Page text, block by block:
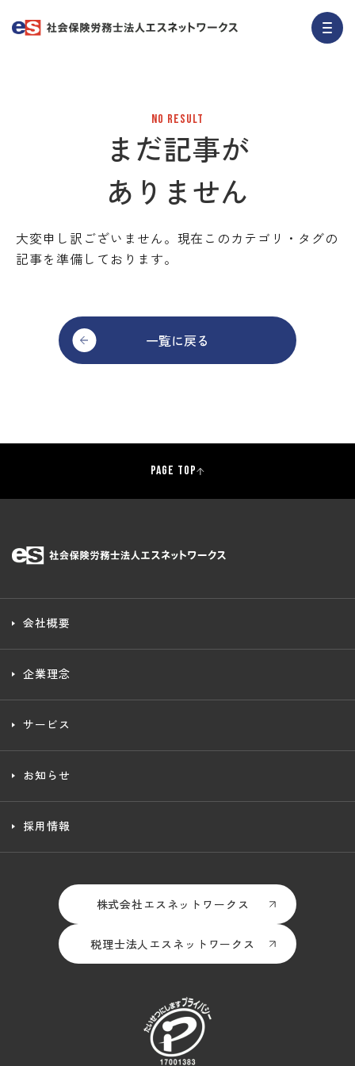
No Result
まだ記事が
ありません
大変申し訳ございません。現在このカテゴリ・タグの
記事を準備しております。
一覧に戻る
PAGE TOP
会社概要
企業理念
サービス
お知らせ
採用情報
株式会社エスネットワークス
税理士法人エスネットワークス